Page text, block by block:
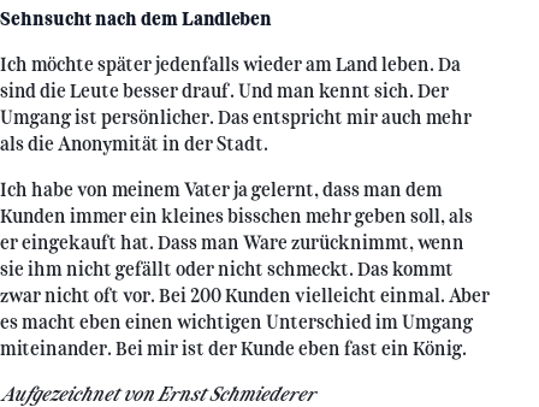
Sehnsucht nach dem Landleben
Ich möchte später jedenfalls wieder am Land leben. Da
sind die Leute besser drauf. Und man kennt sich. Der
Umgang ist persönlicher. Das entspricht mir auch mehr
als die Anonymität in der Stadt.
Ich habe von meinem Vater ja gelernt, dass man dem
Kunden immer ein kleines bisschen mehr geben soll, als
er eingekauft hat. Dass man Ware zurücknimmt, wenn
sie ihm nicht gefällt oder nicht schmeckt. Das kommt
zwar nicht oft vor. Bei 200 Kunden vielleicht einmal. Aber
es macht eben einen wichtigen Unterschied im Umgang
miteinander. Bei mir ist der Kunde eben fast ein König.
Aufgezeichnet von Ernst Schmiederer